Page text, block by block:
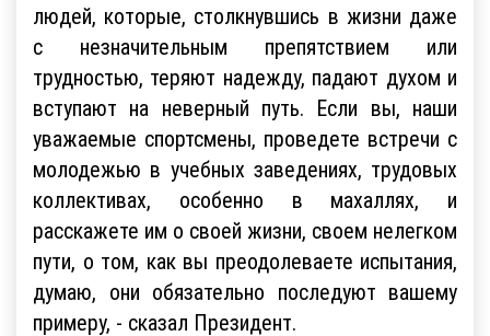
людей, которые, столкнувшись в жизни даже
с незначительным препятствием или
трудностью, теряют надежду, падают духом и
вступают на неверный путь. Если вы, наши
уважаемые спортсмены, проведете встречи с
молодежью в учебных заведениях, трудовых
коллективах, особенно в махаллях, и
расскажете им о своей жизни, своем нелегком
пути, о том, как вы преодолеваете испытания,
думаю, они обязательно последуют вашему
примеру, - сказал Президент.